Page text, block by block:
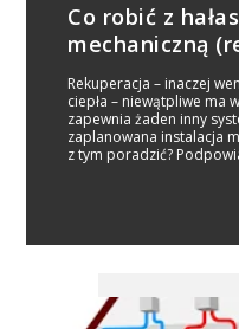
Co robić z
mechaniczną
Rekuperacja – inaczej
ciepła – niewątpliwe ma
zapewnia żaden inny
zaplanowana instalacja
z tym poradzić?